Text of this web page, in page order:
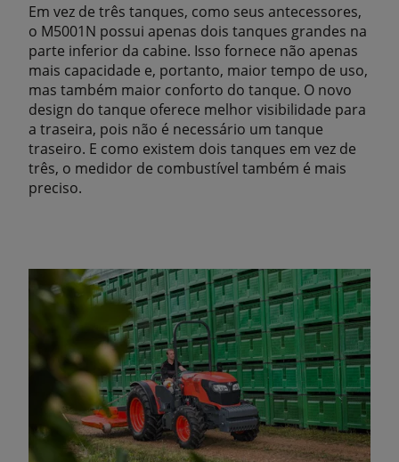
Em vez de três tanques, como seus antecessores,
o M5001N possui apenas dois tanques grandes na
parte inferior da cabine. Isso fornece não apenas
mais capacidade e, portanto, maior tempo de uso,
mas também maior conforto do tanque. O novo
design do tanque oferece melhor visibilidade para
a traseira, pois não é necessário um tanque
traseiro. E como existem dois tanques em vez de
três, o medidor de combustível também é mais
preciso.